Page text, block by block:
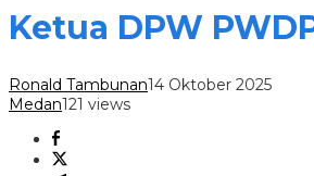
Ketua DPW
Ronald Tambunan14 Oktober 2025
Medan121 views